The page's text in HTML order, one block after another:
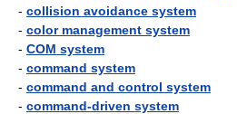
- collision avoidance system
- color management system
- COM system
- command system
- command and control system
- command-driven system